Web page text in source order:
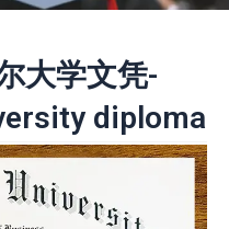
大学文凭-
diploma